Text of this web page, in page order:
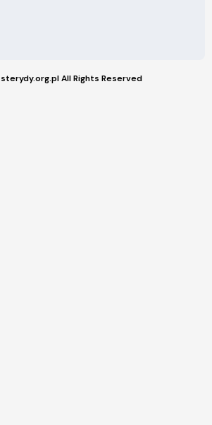
All Rights Reserved